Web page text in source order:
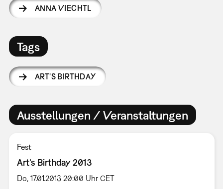
ANNA VIECHTL
Tags
ART'S BIRTHDAY
Ausstellungen / Veranstaltungen
Fest
Art’s Birthday 2013
Do, 17.01.2013 20:00 Uhr CET